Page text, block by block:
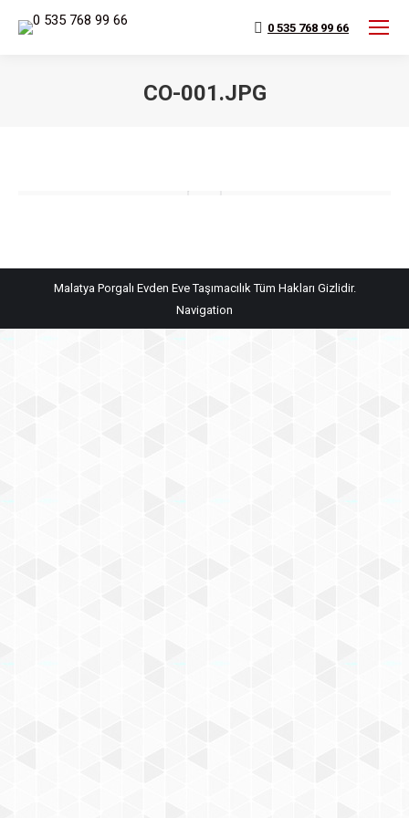
0 535 768 99 66
CO-001.JPG
Malatya Porgalı Evden Eve Taşımacılık Tüm Hakları Gizlidir.
Navigation